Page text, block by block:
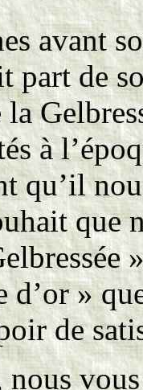
avant
part de
à
qu’il
d’or »
de